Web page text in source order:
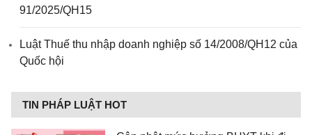
91/2025/QH15
Luật Thuế thu nhập doanh nghiệp số 14/2008/QH12 của
Quốc hội
TIN PHÁP LUẬT HOT